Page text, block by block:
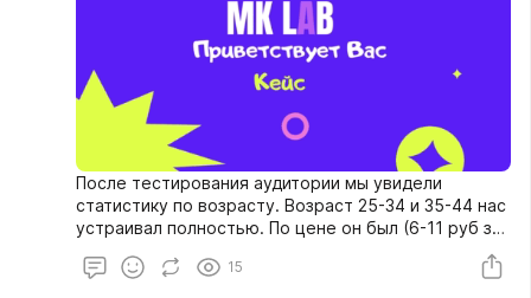
После тестирования аудитории мы увидели
статистику по возрасту. Возраст 25-34 и 35-44 нас
устраивал полностью. По цене он был (6-11 руб за
клик) мы не стали его изменять. А вот возраст 45-
54 решили тестировать по плейсментам, так как
15